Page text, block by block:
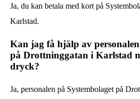
Ja, du kan betala med kort på
Karlstad.
Kan jag få hjälp av
på Drottninggatan i Karlstad
dryck?
Ja, personalen på Systembolaget på